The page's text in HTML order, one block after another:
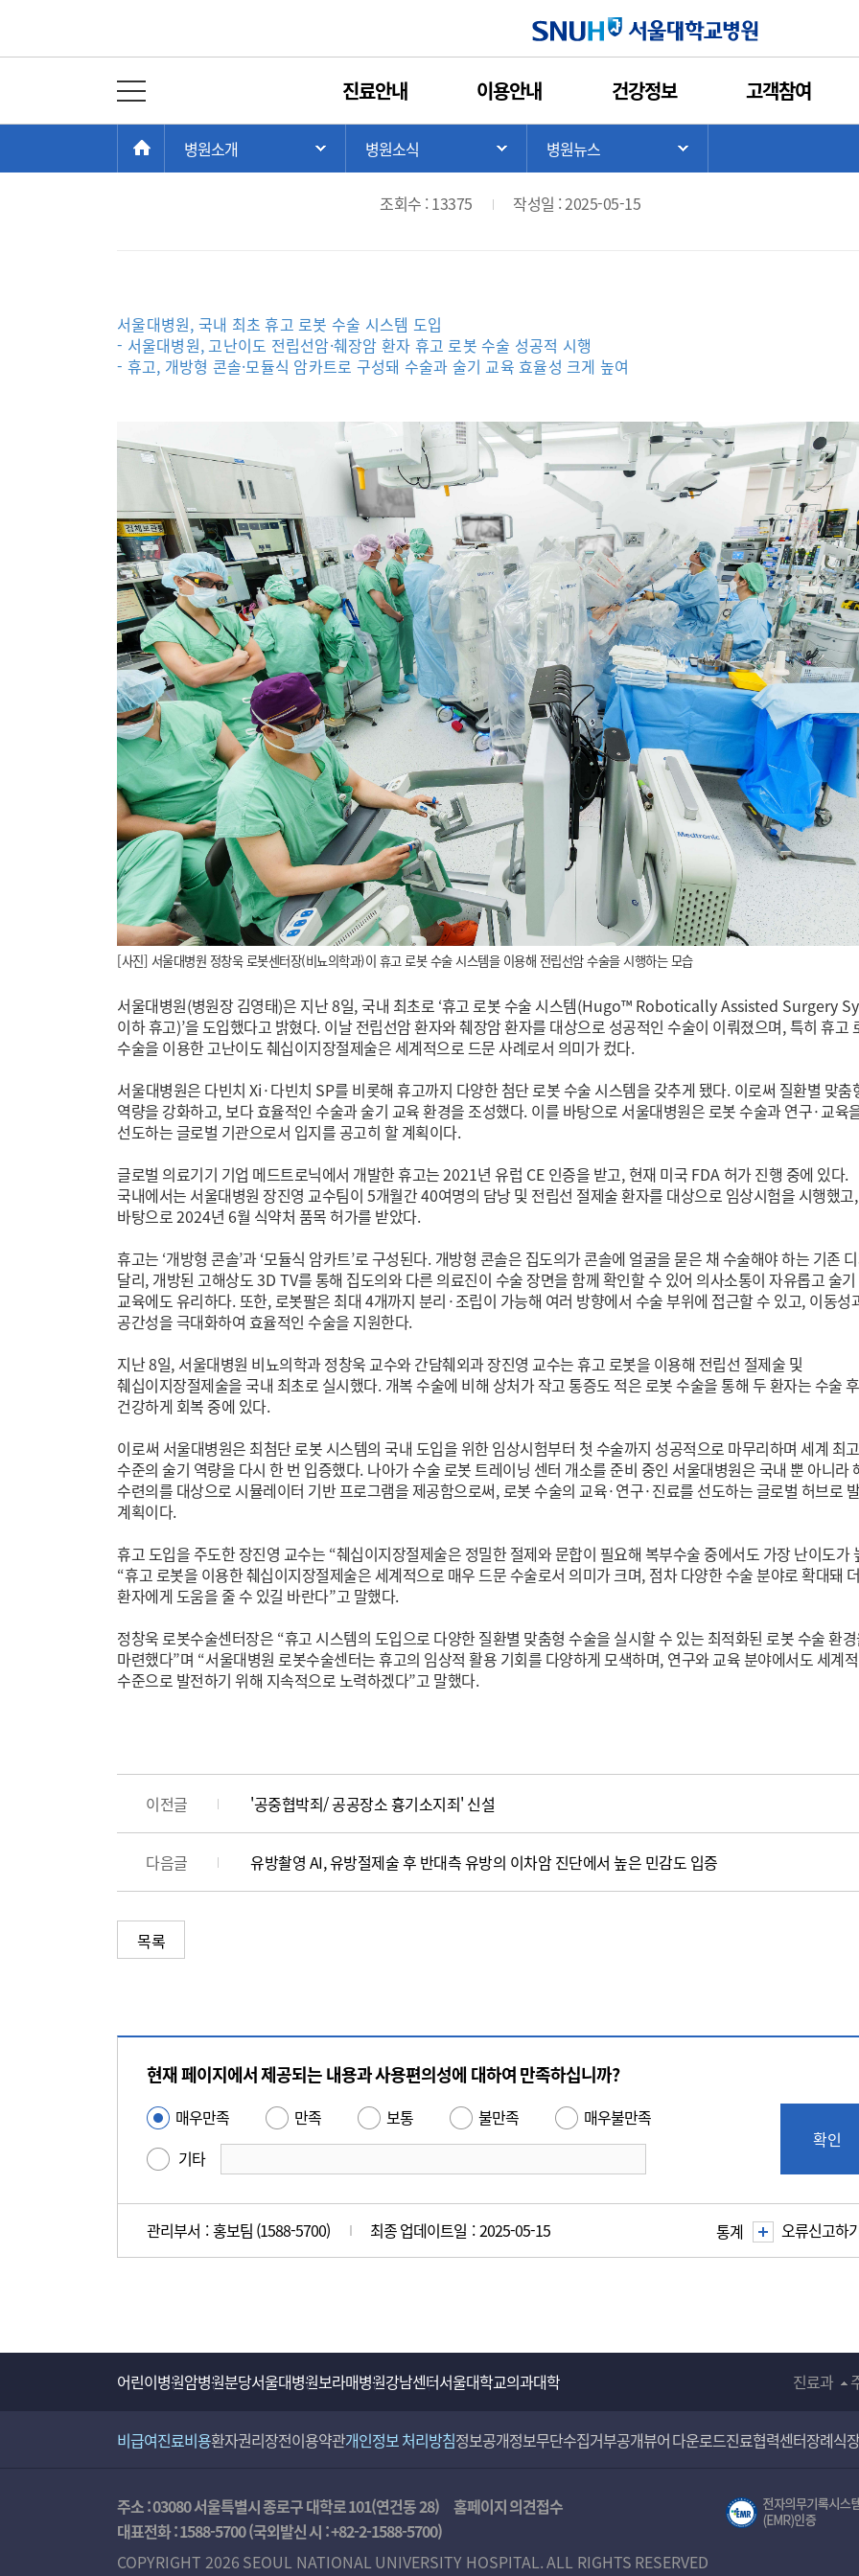
진료안내 이용안내 건강정보 고객참여
HOME
병원소개 주 메뉴 목록 열기
병원소식 서브 메뉴 목록 열기
병원뉴스
국내 최초 휴고 로봇 수술 시스템 도입
조회수 : 13375 작성일 : 2025-05-15
서울대병원, 국내 최초 휴고 로봇 수술 시스템 도입
- 서울대병원, 고난이도 전립선암·췌장암 환자 휴고 로봇 수술 성공적 시행
- 휴고, 개방형 콘솔·모듈식 암카트로 구성돼 수술과 술기 교육 효율성 크게 높여
[사진] 서울대병원 정창욱 로봇센터장(비뇨의학과)이 휴고 로봇 수술 시스템을 이용해 전립선암 수술을 시행하는 모습
서울대병원(병원장 김영태)은 지난8일,국내 최초로 ‘휴고 로봇 수술 시스템(Hugo™ Robotically Assisted Surgery
이하 휴고)’을 도입했다고 밝혔다. 이날 전립선암 환자와 췌장암 환자를 대상으로 성공적인 수술이 이뤄졌으며,특히 휴고
수술을 이용한 고난이도 췌십이지장절제술은 세계적으로 드문 사례로서 의미가 컸다.
서울대병원은 다빈치 Xi·다빈치 SP를 비롯해 휴고까지 다양한 첨단 로봇 수술 시스템을 갖추게 됐다. 이로써 질환별 맞춤
역량을 강화하고,보다 효율적인 수술과 술기 교육 환경을 조성했다. 이를 바탕으로 서울대병원은 로봇 수술과 연구·교육
선도하는 글로벌 기관으로서 입지를 공고히 할 계획이다.
글로벌 의료기기 기업 메드트로닉에서 개발한 휴고는2021년 유럽 CE 인증을 받고,현재 미국 FDA허가 진행 중에 있다.
국내에서는 서울대병원 장진영 교수팀이 5개월간40여명의 담낭 및 전립선 절제술 환자를 대상으로 임상시험을 시행했고,
바탕으로2024년 6월 식약처 품목 허가를 받았다.
휴고는 ‘개방형 콘솔’과‘모듈식 암카트’로 구성된다. 개방형 콘솔은 집도의가 콘솔에 얼굴을 묻은 채 수술해야 하는 기존
달리, 개방된 고해상도3D TV를 통해 집도의와 다른 의료진이 수술 장면을 함께 확인할 수 있어 의사소통이 자유롭고 술기
교육에도 유리하다.또한,로봇팔은 최대 4개까지 분리 ·조립이 가능해 여러 방향에서 수술 부위에 접근할 수 있고, 이동성
공간성을 극대화하여 효율적인 수술을 지원한다.
지난8일, 서울대병원 비뇨의학과 정창욱 교수와 간담췌외과 장진영 교수는 휴고 로봇을 이용해 전립선 절제술 및
췌십이지장절제술을 국내 최초로 실시했다. 개복 수술에 비해 상처가 작고 통증도 적은 로봇 수술을 통해 두 환자는 수술 후
건강하게 회복 중에 있다.
이로써 서울대병원은 최첨단 로봇 시스템의 국내 도입을 위한 임상시험부터 첫 수술까지 성공적으로 마무리하며 세계 최고
수준의 술기 역량을 다시 한 번 입증했다. 나아가 수술 로봇 트레이닝 센터 개소를 준비 중인 서울대병원은 국내 뿐 아니라
수련의를 대상으로 시뮬레이터 기반 프로그램을 제공함으로써,로봇 수술의 교육·연구·진료를 선도하는 글로벌 허브로
계획이다.
휴고 도입을 주도한 장진영 교수는 “췌십이지장절제술은 정밀한 절제와 문합이 필요해 복부수술 중에서도 가장 난이도가
“휴고 로봇을 이용한 췌십이지장절제술은 세계적으로 매우 드문 수술로서 의미가 크며, 점차 다양한 수술 분야로 확대돼
환자에게 도움을 줄 수 있길 바란다”고 말했다.
정창욱 로봇수술센터장은 “휴고 시스템의 도입으로 다양한 질환별 맞춤형 수술을 실시할 수 있는 최적화된 로봇 수술 환
마련했다”며 “서울대병원 로봇수술센터는 휴고의 임상적 활용 기회를 다양하게 모색하며, 연구와 교육 분야에서도 세계적
수준으로 발전하기 위해 지속적으로 노력하겠다”고 말했다.
이전글 '공중협박죄/ 공공장소 흉기소지죄' 신설
다음글 유방촬영 AI, 유방절제술 후 반대측 유방의 이차암 진단에서 높은 민감도 입증
목록
가
현재 페이지에서 제공되는 내용과 사용편의성에 대하여 만족하십니까?
사
편
성
만
족
매우만족 만족 보통 불만족
매우불만족
기타
확인
관리부서 : 홍보팀 (1588-5700) 최종 업데이트일 : 2025-05-15 오류신고하
통계
어린이병원암병원분당서울대병원보라매병원강남센터서울대학교의과대학 진료과
비급여진료비용환자권리장전이용약관개인정보 처리방침정보공개정보무단수집거부공개뷰어 다운로드진료협력센터장례식장
주소 : 03080 서울특별시 종로구 대학로 101(연건동 28)
홈페이지 의견접수
대표전화 :1588-5700(국외발신 시 :+82-2-1588-5700)
COPYRIGHT 2026 SEOUL NATIONAL UNIVERSITY HOSPITAL. ALL RIGHTS RESERVED